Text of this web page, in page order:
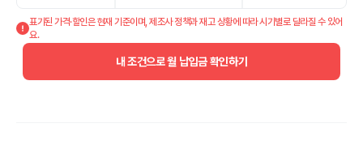
표기된 가격·할인은 현재 기준이며, 제조사 정책과 재고 상황에 따라 시기별로 달라질 수 있어
요.
내 조건으로 월 납입금 확인하기